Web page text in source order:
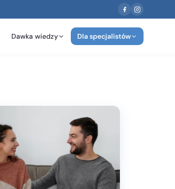
Dawka wiedzy Dla specjalistów